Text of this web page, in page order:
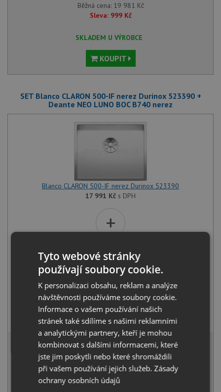
Běžná cena: 19 981 Kč
Sleva: 999 Kč
SKLADEM U VÝROBCE
KOUPIT
SET Blanco CLARON 500-IF nerez Durinox 523390 +
Deante NEO LUNO BOC B740 nerez
Blanco CLARON 500-IF nerez Durinox 523390
17 991 Kč s DPH
+
Deante NEO LUNO BOC B740 nerez
2 390 Kčs DPH
19 362 Kčs DPH
Běžná cena:20 381 Kč
Sleva: 1 019 Kč
Tyto webové stránky
používají soubory cookie.
K personalizaci obsahu, reklam a analýze
návštěvnosti používáme soubory cookie.
Informace o vašem používání našich
stránek také sdílíme s našimi reklamními
a analytickými partnery, kteří je mohou
kombinovat s dalšími informacemi, které
jste jim poskytli nebo které shromáždili
při vašem používání jejich služeb.Zásady
ochrany osobních údajů